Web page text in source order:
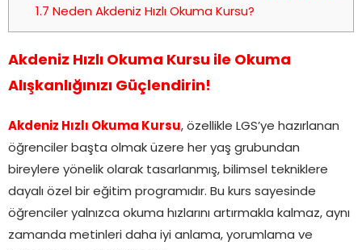
1.7 Neden Akdeniz Hızlı Okuma Kursu?
Akdeniz Hızlı Okuma Kursu ile Okuma
Alışkanlığınızı Güçlendirin!
Akdeniz Hızlı Okuma Kursu , özellikle LGS’ye hazırlanan
öğrenciler başta olmak üzere her yaş grubundan
bireylere yönelik olarak tasarlanmış, bilimsel tekniklere
dayalı özel bir eğitim programıdır. Bu kurs sayesinde
öğrenciler yalnızca okuma hızlarını artırmakla kalmaz, aynı
zamanda metinleri daha iyi anlama, yorumlama ve